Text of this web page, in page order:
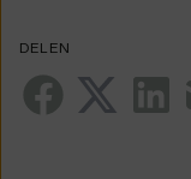
DELEN